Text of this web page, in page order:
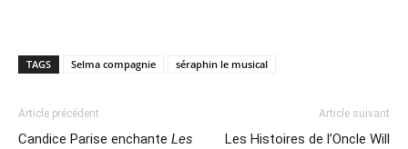
TAGS Selma compagnie séraphin le musical
Article précédent
Candice Parise enchante Les
Article suivant
Les Histoires de l’Oncle Will